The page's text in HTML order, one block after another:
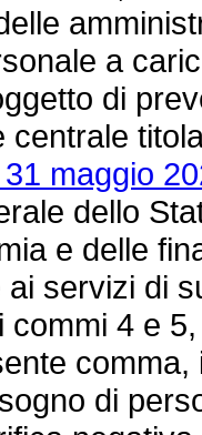
a
di
centrale
maggio
dello
e delle
servizi di
commi 4 e
di